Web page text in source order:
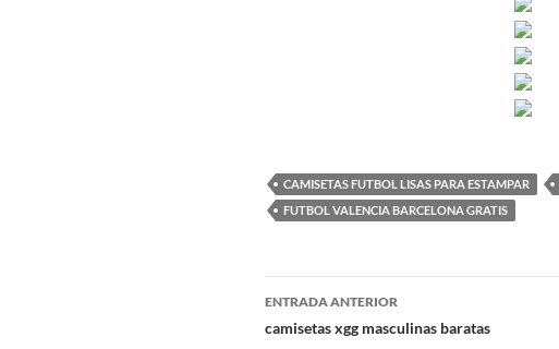
CAMISETAS FUTBOL LISAS PARA ESTAMPAR
FUTBOL VALENCIA BARCELONA GRATIS
Navegación
de
ENTRADA ANTERIOR
camisetas xgg masculinas baratas